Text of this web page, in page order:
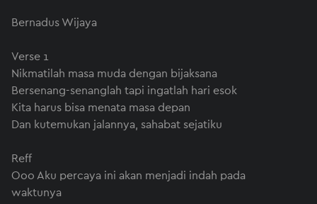
Bernadus Wijaya
Verse 1
Nikmatilah masa muda dengan bijaksana
Bersenang-senanglah tapi ingatlah hari esok
Kita harus bisa menata masa depan
Dan kutemukan jalannya, sahabat sejatiku
Reff
Ooo Aku percaya ini akan menjadi indah pada
waktunya